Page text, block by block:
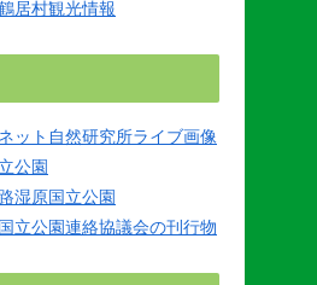
居村観光情報
ット自然研究所ライブ画像
公園
湿原国立公園
立公園連絡協議会の刊行物